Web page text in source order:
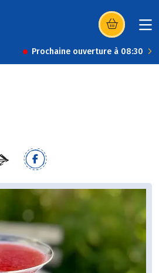
(s’ouvre dans
Prochaine ouverture à 08:30